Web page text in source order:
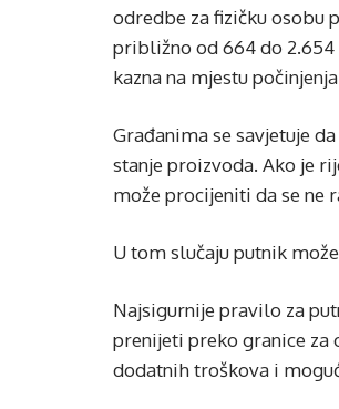
odredbe za fizičku osobu
približno od 664 do 2.654
kazna na mjestu
Građanima se savjetuje
stanje proizvoda. Ako je
može procijeniti da se ne
U tom slučaju putnik
Najsigurnije pravilo za
prenijeti preko granice za
dodatnih troškova i